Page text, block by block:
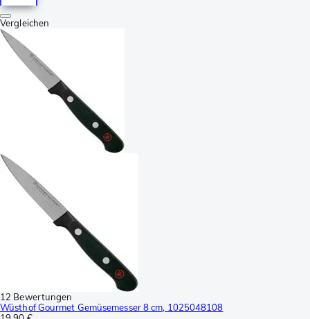
Vergleichen
12 Bewertungen
Wüsthof Gourmet Gemüsemesser 8 cm, 1025048108